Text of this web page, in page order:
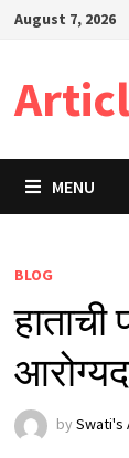
SkipAugust 7, 2026
MENU
BLOG
हाताची
by Swati's